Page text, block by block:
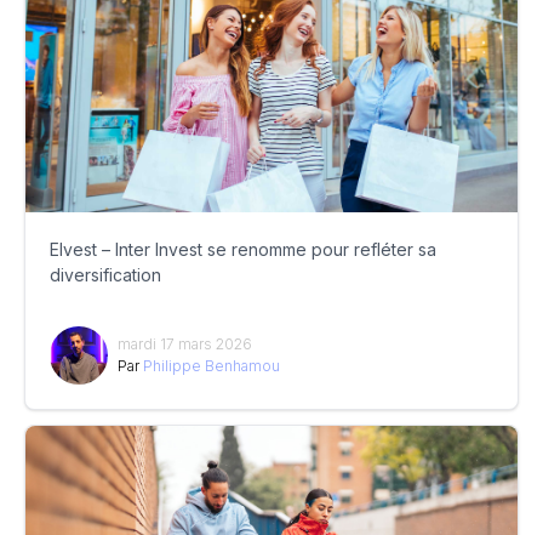
Elvest – Inter Invest se renomme pour refléter sa
diversification
mardi 17 mars 2026
Par Philippe Benhamou